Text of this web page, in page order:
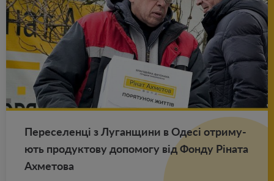
Пе­ре­се­ленці з Лу­ган­щи­ни в Одесі от­ри­му­
ють про­дук­то­ву до­по­мо­гу від Фонду Ріната
Ах­ме­то­ва